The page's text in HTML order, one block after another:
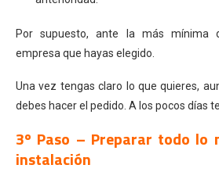
Por supuesto, ante la más mínima
empresa que hayas elegido.
Una vez tengas claro lo que quieres,
debes hacer el pedido. A los pocos días
3º Paso – Preparar todo lo
instalación